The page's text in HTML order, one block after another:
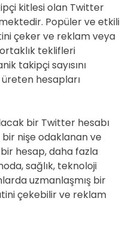
kitlesi olan Twitter
Popüler ve etkili
çeker ve reklam veya
teklifleri
takipçi sayısını
hesapları
bir Twitter hesabı
nişe odaklanan ve
hesap, daha fazla
sağlık, teknoloji
uzmanlaşmış bir
çekebilir ve reklam